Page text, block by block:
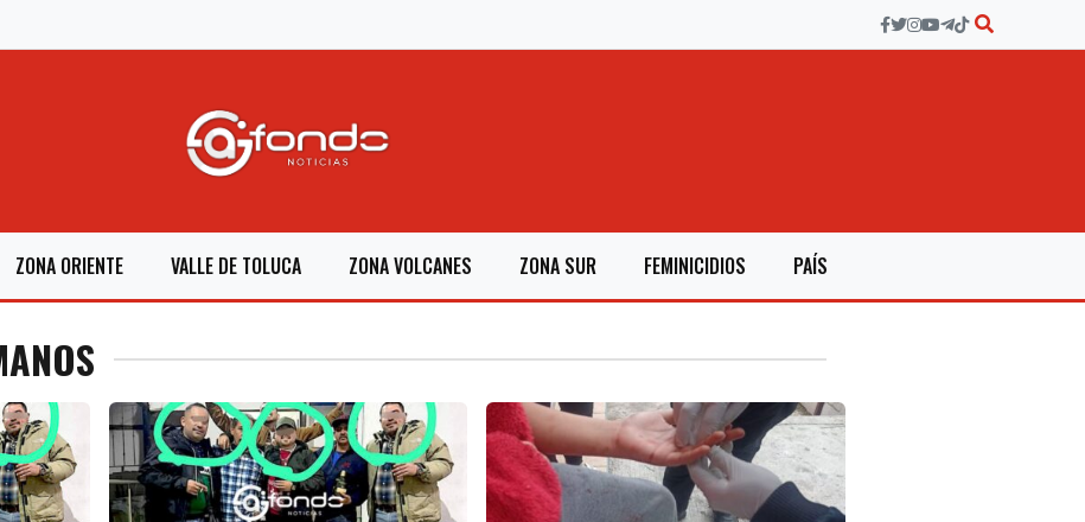
ZONA ORIENTE VALLE DE TOLUCA ZONA VOLCANES ZONA SUR FEMINICIDIOS PAÍS